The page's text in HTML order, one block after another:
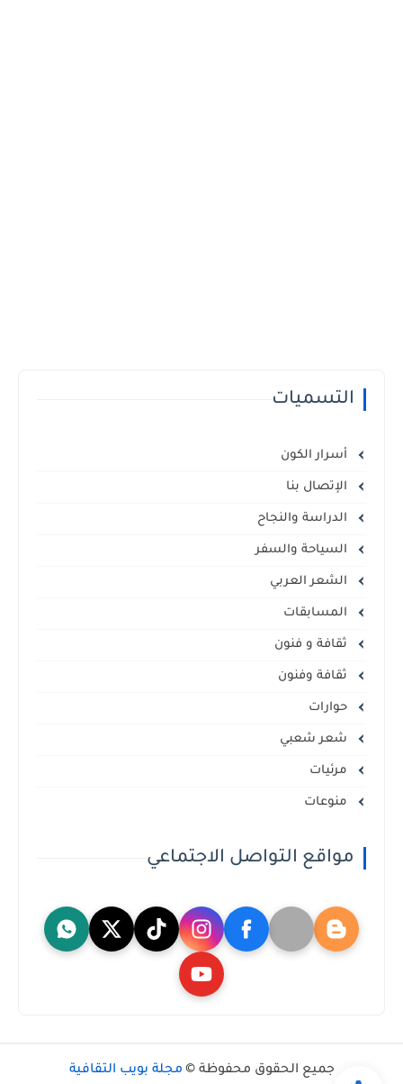
التسميات
أسرار الكون
الإتصال بنا
الدراسة والنجاح
السياحة والسفر
الشعر العربي
المسابقات
ثقافة و فنون
ثقافة وفنون
حوارات
شعر شعبي
مرئيات
منوعات
مواقع التواصل الاجتماعي
جميع الحقوق محفوظة © مجلة بويب الثقافية